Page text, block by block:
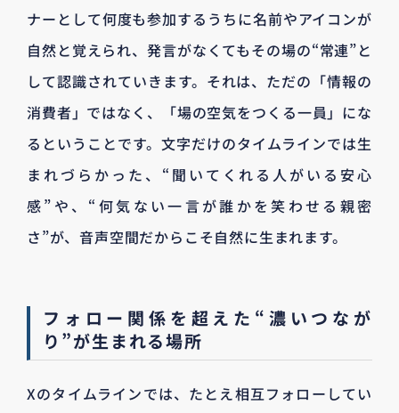
ナーとして何度も参加するうちに名前やアイコンが
自然と覚えられ、発言がなくてもその場の“常連”と
して認識されていきます。それは、ただの「情報の
消費者」ではなく、「場の空気をつくる一員」にな
るということです。文字だけのタイムラインでは生
まれづらかった、“聞いてくれる人がいる安心
感”や、“何気ない一言が誰かを笑わせる親密
さ”が、音声空間だからこそ自然に生まれます。
フォロー関係を超えた“濃いつなが
り”が生まれる場所
Xのタイムラインでは、たとえ相互フォローしてい